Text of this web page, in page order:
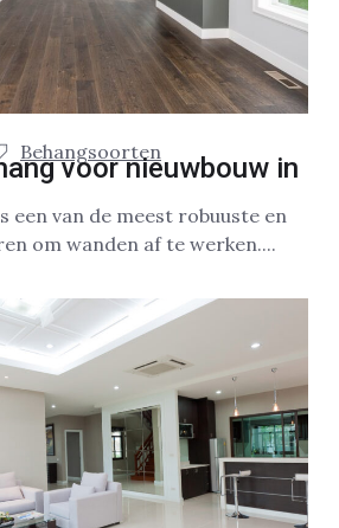
Behangsoorten
voor nieuwbouw in
een van de meest robuuste en
om wanden af te werken....